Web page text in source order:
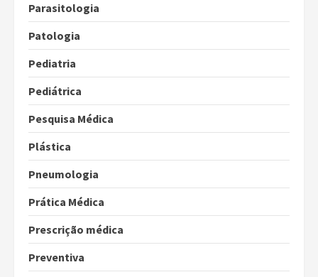
Parasitologia
Patologia
Pediatria
Pediátrica
Pesquisa Médica
Plástica
Pneumologia
Prática Médica
Prescrição médica
Preventiva